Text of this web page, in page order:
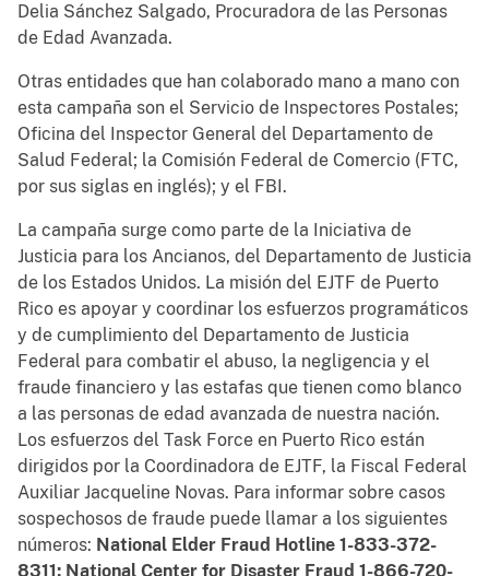
Delia Sánchez Salgado, Procuradora de las Personas
de Edad Avanzada.
Otras entidades que han colaborado mano a mano con
esta campaña son el Servicio de Inspectores Postales;
Oficina del Inspector General del Departamento de
Salud Federal; la Comisión Federal de Comercio (FTC,
por sus siglas en inglés); y el FBI.
La campaña surge como parte de la Iniciativa de
Justicia para los Ancianos, del Departamento de Justicia
de los Estados Unidos. La misión del EJTF de Puerto
Rico es apoyar y coordinar los esfuerzos programáticos
y de cumplimiento del Departamento de Justicia
Federal para combatir el abuso, la negligencia y el
fraude financiero y las estafas que tienen como blanco
a las personas de edad avanzada de nuestra nación.
Los esfuerzos del Task Force en Puerto Rico están
dirigidos por la Coordinadora de EJTF, la Fiscal Federal
Auxiliar Jacqueline Novas. Para informar sobre casos
sospechosos de fraude puede llamar a los siguientes
números: National Elder Fraud Hotline 1-833-372-
8311; National Center for Disaster Fraud 1-866-720-